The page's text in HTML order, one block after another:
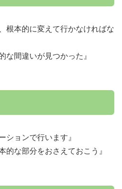
根本的に変えて行かなければな
な間違いが見つかった』
ションで行います』
的な部分をおさえておこう』